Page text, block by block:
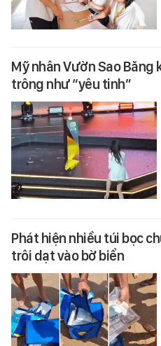
Mỹ nhân Vườn Sao
trông như “yêu tinh”
Phát hiện nhiều túi bọc
trôi dạt vào bờ biển